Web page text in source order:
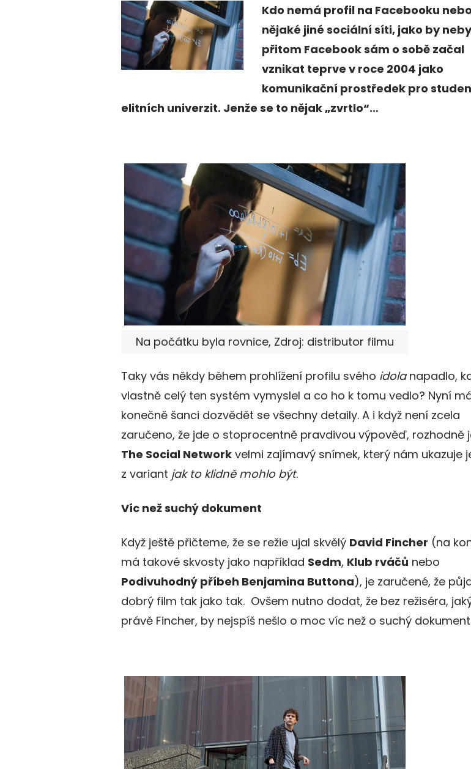
Kdo nemá profil na Facebooku nebo
nějaké jiné sociální síti, jako by
přitom Facebook sám o sobě začal
vznikat teprve v roce 2004 jako
komunikační prostředek pro
elitních univerzit. Jenže se to nějak „zvrtlo“…
Na počátku byla rovnice, Zdroj: distributor filmu
Taky vás někdy během prohlížení profilu svého idolanapadlo,
vlastně celý ten systém vymyslel a co ho k tomu vedlo? Nyní
konečně šanci dozvědět se všechny detaily. A i když není zcela
zaručeno, že jde o stoprocentně pravdivou výpověď, rozhodně
The Social Network velmi zajímavý snímek, který nám ukazuje
z variant jak to klidně mohlo být.
Víc než suchý dokument
Když ještě přičteme, že se režie ujal skvělý David Fincher (na
má takové skvosty jako například Sedm, Klub rváčů nebo
Podivuhodný příbeh Benjamina Buttona), je zaručené, že
dobrý film tak jako tak. Ovšem nutno dodat, že bez režiséra,
právě Fincher, by nejspíš nešlo o moc víc než o suchý